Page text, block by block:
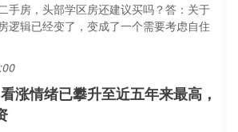
手房，头部学区房还建议买吗？答：关于
逻辑已经变了，变成了一个需要考虑自住
涨情绪已攀升至近五年来最高，